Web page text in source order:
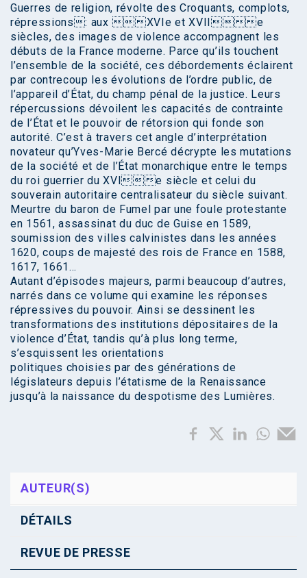
Guerres de religion, révolte des Croquants, complots,
répressions: aux XVIe et XVIIe
siècles, des images de violence accompagnent les
débuts de la France moderne. Parce qu’ils touchent
l’ensemble de la société, ces débordements éclairent
par contrecoup les évolutions de l’ordre public, de
l’appareil d’État, du champ pénal de la justice. Leurs
répercussions dévoilent les capacités de contrainte
de l’État et le pouvoir de rétorsion qui fonde son
autorité. C’est à travers cet angle d’interprétation
novateur qu’Yves-Marie Bercé décrypte les mutations
de la société et de l’État monarchique entre le temps
du roi guerrier du XVIe siècle et celui du
souverain autoritaire centralisateur du siècle suivant.
Meurtre du baron de Fumel par une foule protestante
en 1561, assassinat du duc de Guise en 1589,
soumission des villes calvinistes dans les années
1620, coups de majesté des rois de France en 1588,
1617, 1661…
Autant d’épisodes majeurs, parmi beaucoup d’autres,
narrés dans ce volume qui examine les réponses
répressives du pouvoir. Ainsi se dessinent les
transformations des institutions dépositaires de la
violence d’État, tandis qu’à plus long terme,
s’esquissent les orientations
politiques choisies par des générations de
législateurs depuis l’étatisme de la Renaissance
jusqu’à la naissance du despotisme des Lumières.
AUTEUR(S)
DÉTAILS
REVUE DE PRESSE